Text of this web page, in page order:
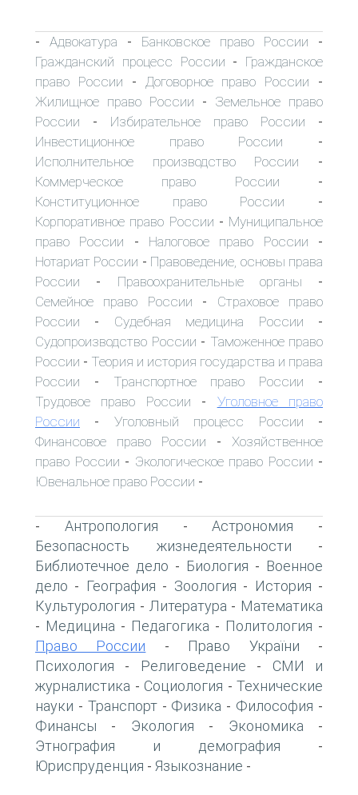
- Адвокатура - Банковское право России -
Гражданский процесс России - Гражданское
право России - Договорное право России -
Жилищное право России - Земельное право
России - Избирательное право России -
Инвестиционное право России -
Исполнительное производство России -
Коммерческое право России -
Конституционное право России -
Корпоративное право России - Муниципальное
право России - Налоговое право России -
Нотариат России - Правоведение, основы права
России - Правоохранительные органы -
Семейное право России - Страховое право
России - Судебная медицина России -
Судопроизводство России - Таможенное право
России - Теория и история государства и права
России - Транспортное право России -
Трудовое право России - Уголовное право
России - Уголовный процесс России -
Финансовое право России - Хозяйственное
право России - Экологическое право России -
Ювенальное право России -
- Антропология -Астрономия -
Безопасность жизнедеятельности -
Библиотечное дело - Биология - Военное
дело - География - Зоология - История -
Культурология - Литература - Математика
- Медицина - Педагогика - Политология -
Право России - Право України -
Психология - Религоведение - СМИ и
журналистика - Социология - Технические
науки - Транспорт- Физика - Философия -
Финансы - Экология - Экономика -
Этнография и демография -
Юриспруденция - Языкознание -